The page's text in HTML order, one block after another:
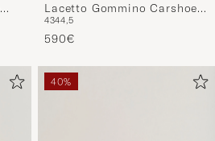
Lacetto Gommino Carshoe
Green Suede
4344,5
590€
40%